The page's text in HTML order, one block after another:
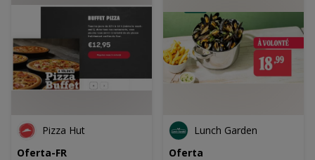
Pizza Hut
Oferta-FR
Lunch Garden
Oferta